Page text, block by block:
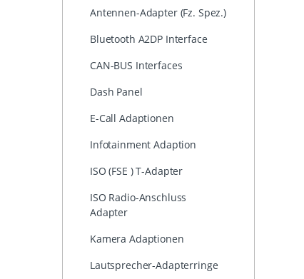
Antennen-Adapter (Fz. Spez.)
Bluetooth A2DP Interface
CAN-BUS Interfaces
Dash Panel
E-Call Adaptionen
Infotainment Adaption
ISO (FSE ) T-Adapter
ISO Radio-Anschluss
Adapter
Kamera Adaptionen
Lautsprecher-Adapterringe